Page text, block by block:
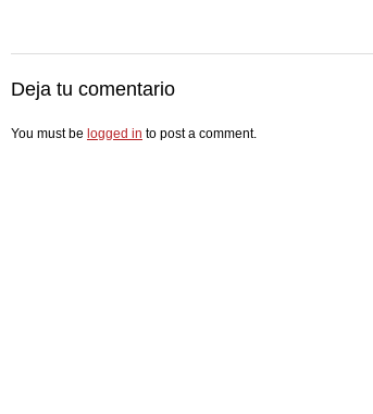
Deja tu comentario
You must be logged in to post a comment.